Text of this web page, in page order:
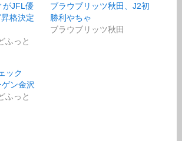
がJFL優
格決定
ふっと
ブラウブリッツ秋田、J2初
勝利やちゃ
ブラウブリッツ秋田
ック
ン金沢
ふっと